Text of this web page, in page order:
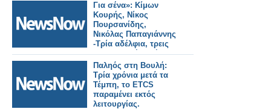
Για σένα»: Κίμων
Κουρής, Νίκος
Πουρσανίδης,
Νικόλας Παπαγιάννης
-Τρία αδέλφια, τρεις
διαφορετικές αλήθειες
!Παληός στη Βουλή:
Τρία χρόνια μετά τα
Τέμπη, το ETCS
παραμένει εκτός
λειτουργίας.